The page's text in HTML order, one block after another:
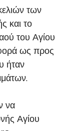
των
και το
του Αγίου
ως προς
ήταν
να
Αγίου